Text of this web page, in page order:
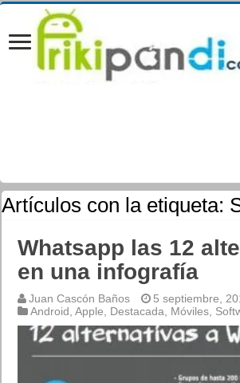
Artículos con la etiqueta:
Whatsapp las 12
en una infografía
Juan Cascón Baños
5 septiembre,
Android ,Apple Destacada Móviles